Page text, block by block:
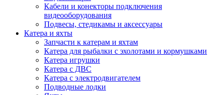
Кабели и конекторы подключения
видеооборудования
Подвесы, стедикамы и аксессуары
Катера и яхты
Запчасти к катерам и яхтам
Катера для рыбалки с эхолотами и кормушками
Катера игрушки
Катера с ДВС
Катера с электродвигателем
Подводные лодки